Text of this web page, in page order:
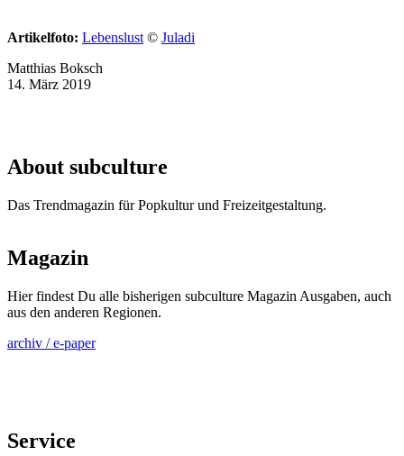
Artikelfoto: Lebenslust © Juladi
Matthias Boksch
14. März 2019
About subculture
Das Trendmagazin für Popkultur und Freizeitgestaltung.
Magazin
Hier findest Du alle bisherigen subculture Magazin Ausgaben, auch
aus den anderen Regionen.
archiv / e-paper
Service